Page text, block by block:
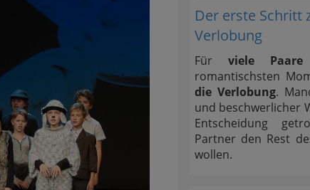
Der erste Schritt
Verlobung
Für viele Paare
romantischsten
die Verlobung.
und beschwerlicher
Entscheidung
Partner den Rest
wollen.